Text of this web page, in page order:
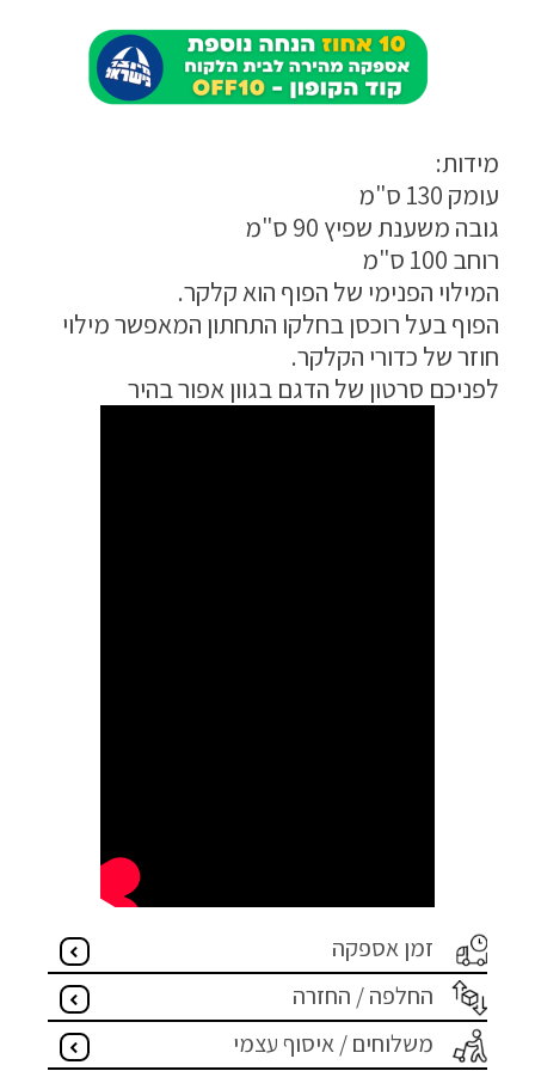
הצהרת נגישות
מדיניות פרטיות
מידות:
עומק 130 ס"מ
גובה משענת שפיץ 90 ס"מ
רוחב 100 ס"מ
המילוי הפנימי של הפוף הוא קלקר.
הפוף בעל רוכסן בחלקו התחתון המאפשר מילוי
חוזר של כדורי הקלקר.
לפניכם סרטון של הדגם בגוון אפור בהיר
זמן אספקה
החלפה / החזרה
משלוחים / איסוף עצמי